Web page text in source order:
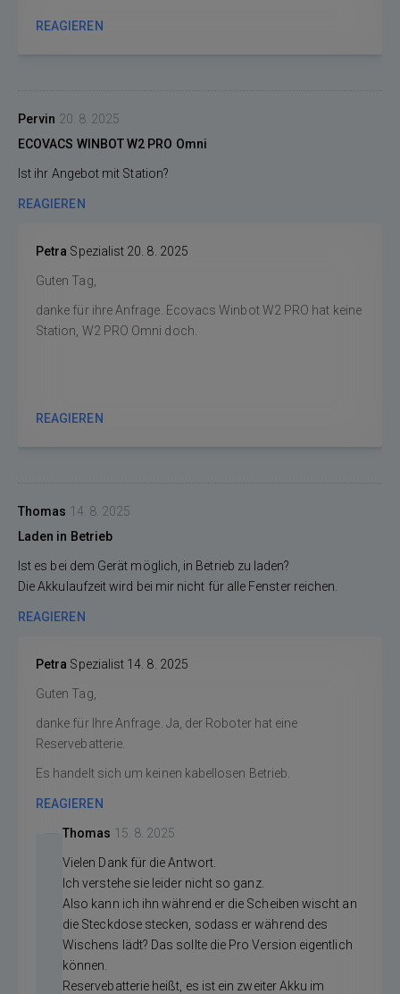
REAGIEREN
Pervin 20. 8. 2025
ECOVACS WINBOT W2 PRO Omni
Ist ihr Angebot mit Station?
REAGIEREN
Petra Spezialist 20. 8. 2025
Guten Tag,
danke für ihre Anfrage. Ecovacs Winbot W2 PRO hat keine
Station, W2 PRO Omni doch.
REAGIEREN
Thomas 14. 8. 2025
Laden in Betrieb
Ist es bei dem Gerät möglich, in Betrieb zu laden?
Die Akkulaufzeit wird bei mir nicht für alle Fenster reichen.
REAGIEREN
Petra Spezialist 14. 8. 2025
Guten Tag,
danke für Ihre Anfrage. Ja, der Roboter hat eine
Reservebatterie.
Es handelt sich um keinen kabellosen Betrieb.
REAGIEREN
Thomas 15. 8. 2025
Vielen Dank für die Antwort.
Ich verstehe sie leider nicht so ganz.
Also kann ich ihn während er die Scheiben wischt an
die Steckdose stecken, sodass er während des
Wischens lädt? Das sollte die Pro Version eigentlich
können.
Reservebatterie heißt, es ist ein zweiter Akku im